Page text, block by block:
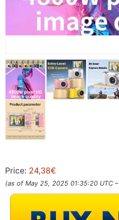
Price: 24,38€
(as of May 25, 2025 01:35:20 UTC –